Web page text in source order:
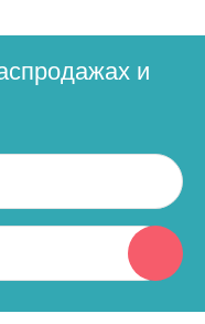
и